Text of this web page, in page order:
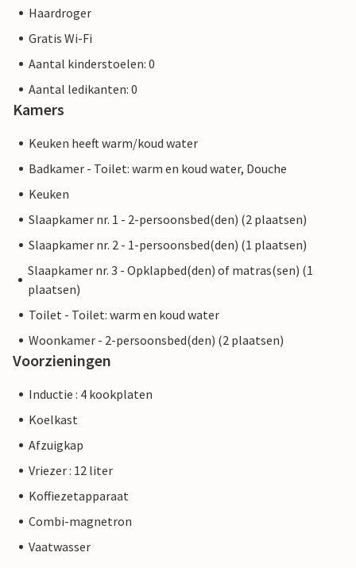
Haardroger
Gratis Wi-Fi
Aantal kinderstoelen: 0
Aantal ledikanten: 0
Kamers
Keuken heeft warm/koud water
Badkamer - Toilet: warm en koud water, Douche
Keuken
Slaapkamer nr. 1 - 2-persoonsbed(den) (2 plaatsen)
Slaapkamer nr. 2 - 1-persoonsbed(den) (1 plaatsen)
Slaapkamer nr. 3 - Opklapbed(den) of matras(sen) (1
plaatsen)
Toilet - Toilet: warm en koud water
Woonkamer - 2-persoonsbed(den) (2 plaatsen)
Voorzieningen
Inductie : 4 kookplaten
Koelkast
Afzuigkap
Vriezer : 12 liter
Koffiezetapparaat
Combi-magnetron
Vaatwasser